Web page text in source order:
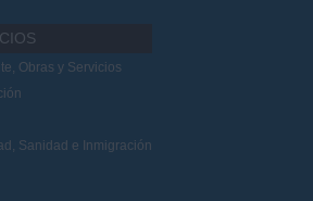
Obras y Servicios
Sanidad e Inmigración